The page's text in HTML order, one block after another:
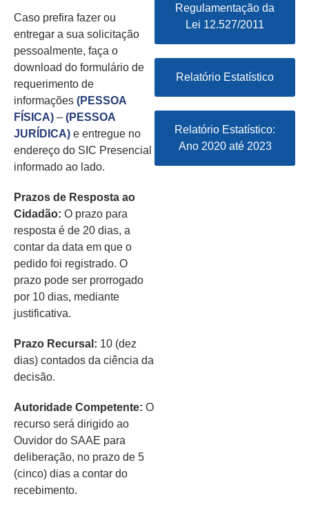
Caso prefira fazer ou
entregar a sua solicitação
pessoalmente, faça o
download do formulário de
requerimento de
informações (PESSOA
FÍSICA) – (PESSOA
JURÍDICA) e entregue no
endereço do SIC Presencial
informado ao lado.
Prazos de Resposta ao
Cidadão: O prazo para
resposta é de 20 dias, a
contar da data em que o
pedido foi registrado. O
prazo pode ser prorrogado
por 10 dias, mediante
justificativa.
Prazo Recursal: 10 (dez
dias) contados da ciência da
decisão.
Autoridade Competente: O
recurso será dirigido ao
Ouvidor do SAAE para
deliberação, no prazo de 5
(cinco) dias a contar do
recebimento.
Regulamentação da
Lei 12.527/2011
Relatório Estatístico
Relatório Estatístico:
Ano 2020 até 2023